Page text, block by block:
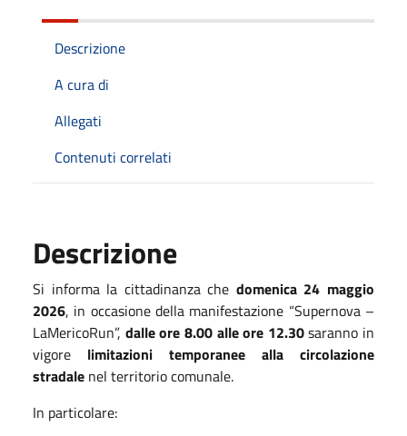
Descrizione
A cura di
Allegati
Contenuti correlati
Descrizione
Si informa la cittadinanza che domenica 24 maggio
2026, in occasione della manifestazione “Supernova –
LaMericoRun”, dalle ore 8.00 alle ore 12.30saranno in
vigore limitazioni temporanee alla circolazione
stradale nel territorio comunale.
In particolare: